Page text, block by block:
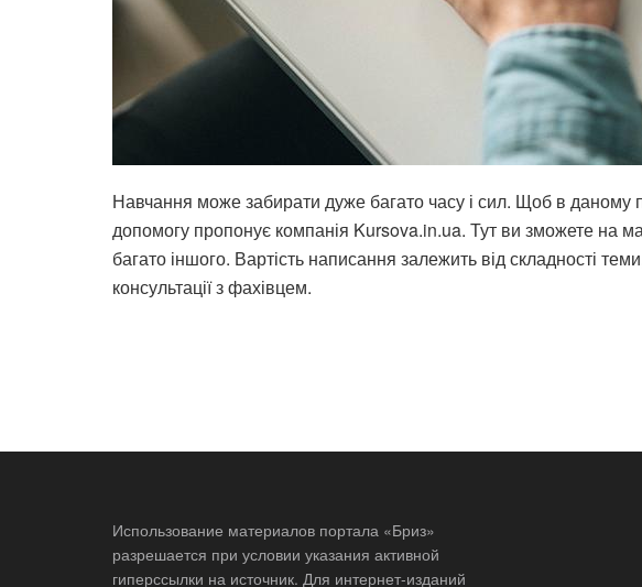
Навчання може забирати дуже багато часу і сил. Щоб в даному
допомогу пропонує компанія Kursova.in.ua. Тут ви зможете на
багато іншого. Вартість написання залежить від складності
консультації з фахівцем.
Использование материалов портала «Бриз»
разрешается при условии указания активной
гиперссылки на источник. Для интернет-изданий